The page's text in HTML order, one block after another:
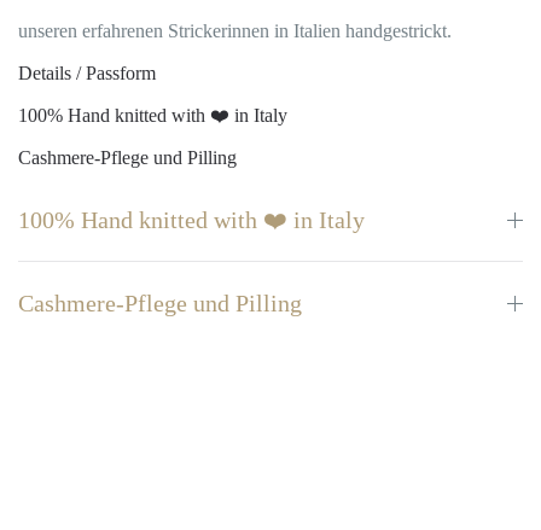
unseren erfahrenen Strickerinnen in Italien handgestrickt.
Details / Passform
100% Hand knitted with ❤️ in Italy
Cashmere-Pflege und Pilling
100% Hand knitted with ❤️ in Italy
Cashmere-Pflege und Pilling